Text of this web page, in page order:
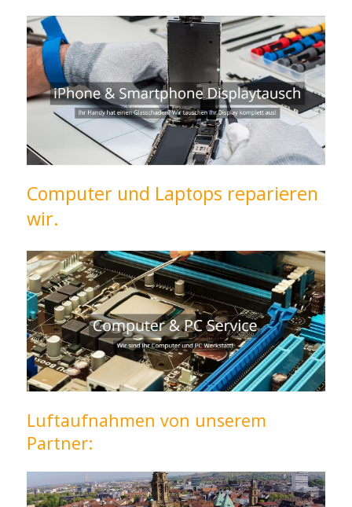
Computer und Laptops reparieren
wir.
Luftaufnahmen von unserem
Partner: